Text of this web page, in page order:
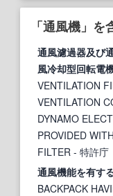
「通風機」
通風濾過器及び
風冷却型回転電
VENTILATION
VENTILATION
DYNAMO
PROVIDED
FILTER - 特許庁
通風機能を有す
BACKPACK